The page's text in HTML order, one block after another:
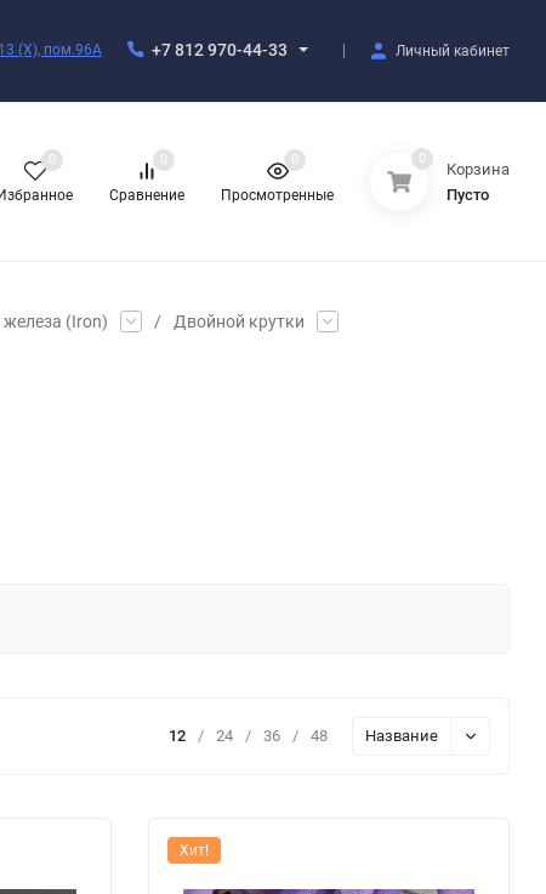
(X), пом.96А +7 812 970-44-33 Личный кабинет
Избранное
0
Сравнение
0
Просмотренные
0 0
Корзина
Пусто
железа (Iron) / Двойной крутки
12 / 24 / 36 / 48 Название
Хит!